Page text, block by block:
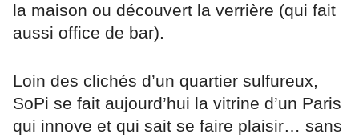
la maison ou découvert la verrière (qui fait
aussi office de bar).
Loin des clichés d’un quartier sulfureux,
SoPi se fait aujourd’hui la vitrine d’un Paris
qui innove et qui sait se faire plaisir… sans